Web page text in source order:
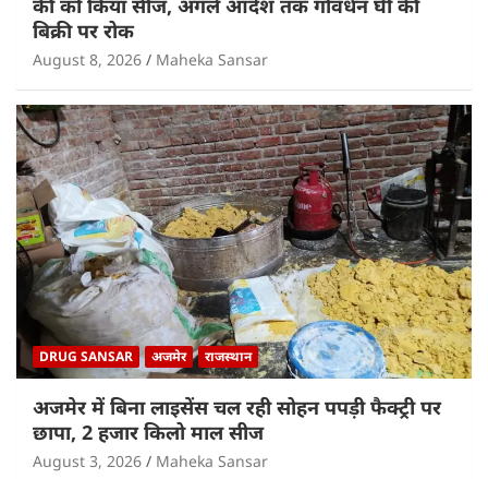
की को किया सीज, अगले आदेश तक गोवर्धन घी की
बिक्री पर रोक
August 8, 2026 Maheka Sansar
DRUG SANSAR अजमेर राजस्थान
अजमेर में बिना लाइसेंस चल रही सोहन पपड़ी फैक्ट्री पर
छापा, 2 हजार किलो माल सीज
August 3, 2026 Maheka Sansar